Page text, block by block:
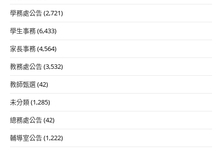
學務處公告(2,721)
學生事務(6,433)
家長事務(4,564)
教務處公告(3,532)
教師甄選(42)
未分類(1,285)
總務處公告(42)
輔導室公告(1,222)